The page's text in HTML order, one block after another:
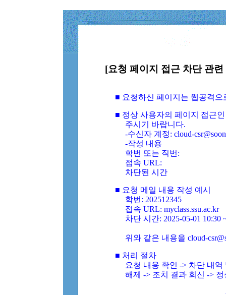
[요청 페이지 접근 차단 관
■ 요청하신 페이지는 웹공격
■ 정상 사용자의 페이지 접근
주시기 바랍니다.
-수신자 계정: cloud-
-작성 내용
학번 또는 직번:
접속 URL:
차단된 시간
■ 요청 메일 내용 작성 예시
학번: 202512345
접속 URL: myclass.ssu.ac.kr
차단 시간: 2025-05-01 10:30
위와 같은 내용을 cloud-
■ 처리 절차
요청 내용 확인 -> 차단 내
해제 -> 조치 결과 회신 ->